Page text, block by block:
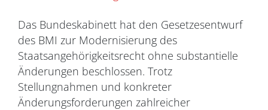
Das Bundeskabinett hat den Gesetzesentwurf
des BMI zur Modernisierung des
Staatsangehörigkeitsrecht ohne substantielle
Änderungen beschlossen. Trotz
Stellungnahmen und konkreter
Änderungsforderungen zahlreicher